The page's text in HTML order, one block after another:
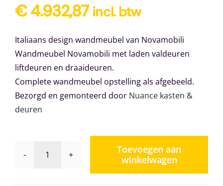
€4.932,87 incl. btw
Italiaans design wandmeubel van Novamobili
Wandmeubel Novamobili met laden valdeuren
liftdeuren en draaideuren.
Complete wandmeubel opstelling als afgebeeld.
Bezorgd en gemonteerd door Nuance kasten &
deuren
Wandmeubel
Toevoegen aan
winkelwagen